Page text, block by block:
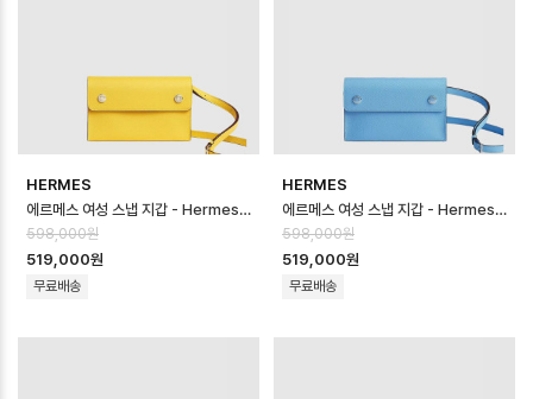
HERMES
에르메스 여성 스냅 지갑 - Hermes Womens Snap Wallet - heb168…
598,000원
519,000원
무료배송
HERMES
에르메스 여성 스냅 지갑 - Hermes Womens Snap Wallet - heb168…
598,000원
519,000원
무료배송